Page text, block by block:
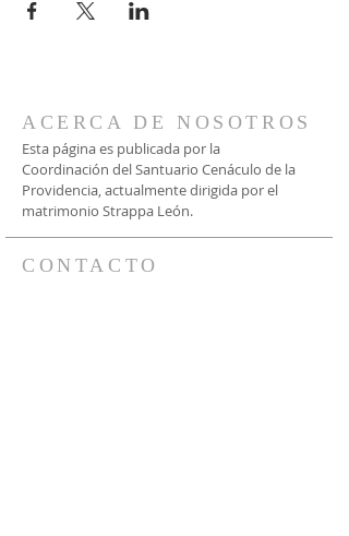
ACERCA DE NOSOTROS
CONTACTO
Esta página es publicada por la
Coordinación del Santuario Cenáculo de la
Providencia, actualmente dirigida por el
matrimonio Strappa León.